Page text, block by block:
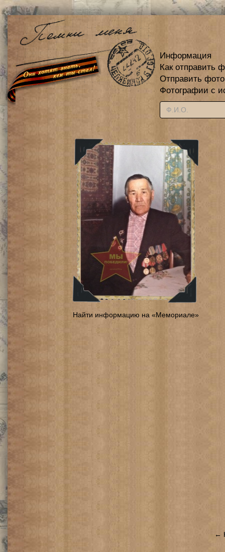
Информация
Как отправить
Отправить
Фотографии с
Найти информацию на «Мемориале»
←